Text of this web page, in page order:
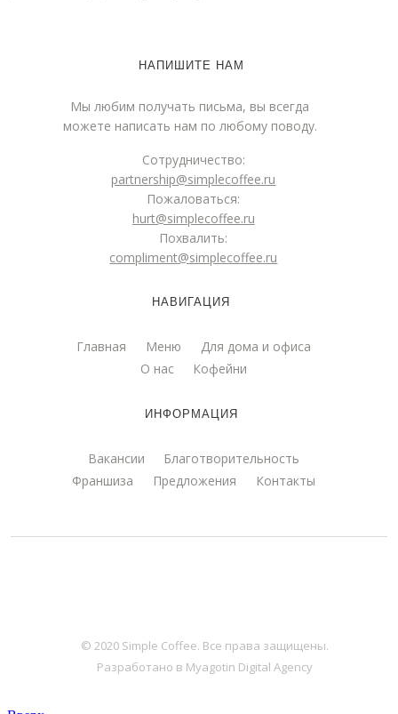
НАПИШИТЕ НАМ
Мы любим получать письма, вы всегда
можете написать нам по любому поводу.
Сотрудничество:
partnership@simplecoffee.ru
Пожаловаться:
hurt@simplecoffee.ru
Похвалить:
compliment@simplecoffee.ru
НАВИГАЦИЯ
Главная Меню
Для дома и офиса
О нас
Кофейни
ИНФОРМАЦИЯ
Вакансии
Благотворительность
Франшиза
Предложения Контакты
© 2020 Simple Coffee. Все права защищены.
Разработано в Myagotin Digital Agency